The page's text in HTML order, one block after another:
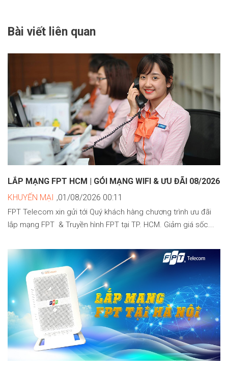
Bài viết liên quan
LẮP MẠNG FPT HCM | GÓI MẠNG WIFI & ƯU ĐÃI 08/2026
KHUYẾN MẠI ,01/08/2026 00:11
FPT Telecom xin gửi tới Quý khách hàng chương trình ưu đãi
lắp mạng FPT & Truyền hình FPT tại TP. HCM. Giảm giá sốc...